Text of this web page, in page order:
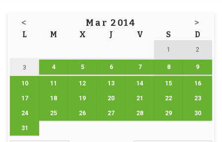
< Mar 2014 >
L M X J V S D
1 2
3 4 5 6 7 8 9
10 11 12 13 14 15 16
17 18 19 20 21 22 23
24 25 26 27 28 29 30
31